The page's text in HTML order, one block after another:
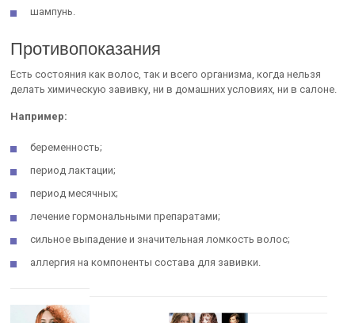
шампунь.
Противопоказания
Есть состояния как волос, так и всего организма, когда нельзя
делать химическую завивку, ни в домашних условиях, ни в салоне.
Например:
беременность;
период лактации;
период месячных;
лечение гормональными препаратами;
сильное выпадение и значительная ломкость волос;
аллергия на компоненты состава для завивки.